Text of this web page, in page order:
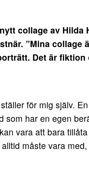
collage av
”Mina collage
Det är fiktion
för mig själv.
har en egen
vara att bara
måste vara